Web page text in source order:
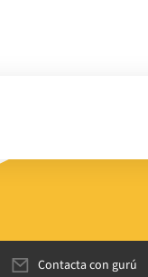
Contacta con gurú